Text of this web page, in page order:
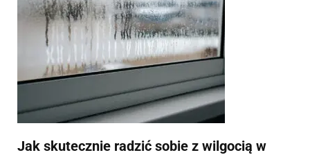
Jak skutecznie radzić sobie z wilgocią w